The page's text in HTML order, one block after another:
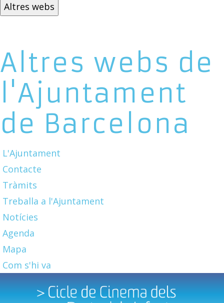
Altres webs
Altres webs de
l'Ajuntament
de Barcelona
L'Ajuntament
Contacte
Tràmits
Treballa a l'Ajuntament
Notícies
Agenda
Mapa
Com s'hi va